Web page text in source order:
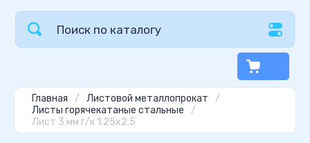
Главная / Листовой металлопрокат
/
Листы горячекатаные стальные
/
Лист 3 мм г/к 1.25х2.5